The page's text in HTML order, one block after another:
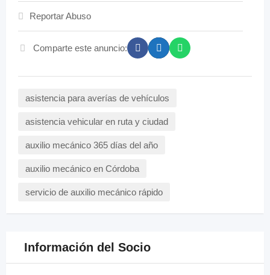
Reportar Abuso
Comparte este anuncio:
asistencia para averías de vehículos
asistencia vehicular en ruta y ciudad
auxilio mecánico 365 días del año
auxilio mecánico en Córdoba
servicio de auxilio mecánico rápido
Información del Socio